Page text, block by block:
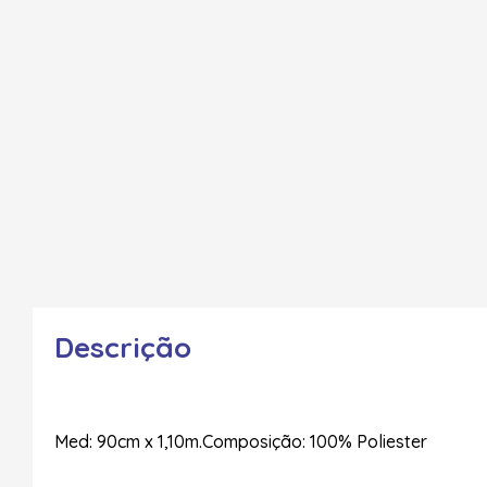
Descrição
Med: 90cm x 1,10m.Composição: 100% Poliester